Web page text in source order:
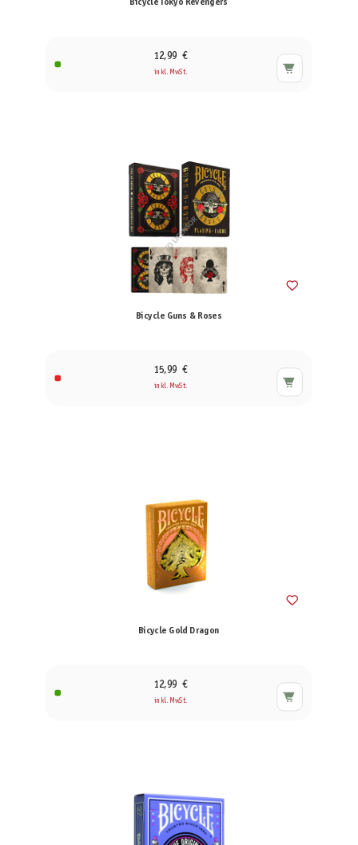
Bicycle Tokyo Revengers
12,99 €
inkl. MwSt.
Bicycle Guns & Roses
15,99 €
inkl. MwSt.
Bicycle Gold Dragon
12,99 €
inkl. MwSt.